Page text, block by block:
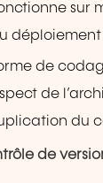
sur
déploiement
de
de
du
de